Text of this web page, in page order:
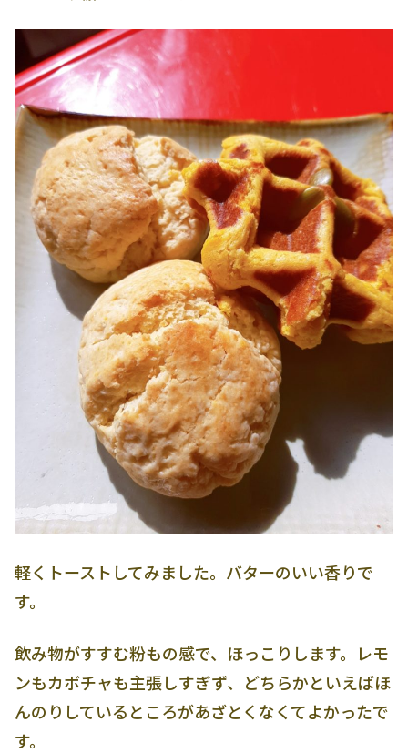
軽くトーストしてみました。バターのいい香りで
す。
飲み物がすすむ粉もの感で、ほっこりします。レモ
ンもカボチャも主張しすぎず、どちらかといえばほ
んのりしているところがあざとくなくてよかったで
す。